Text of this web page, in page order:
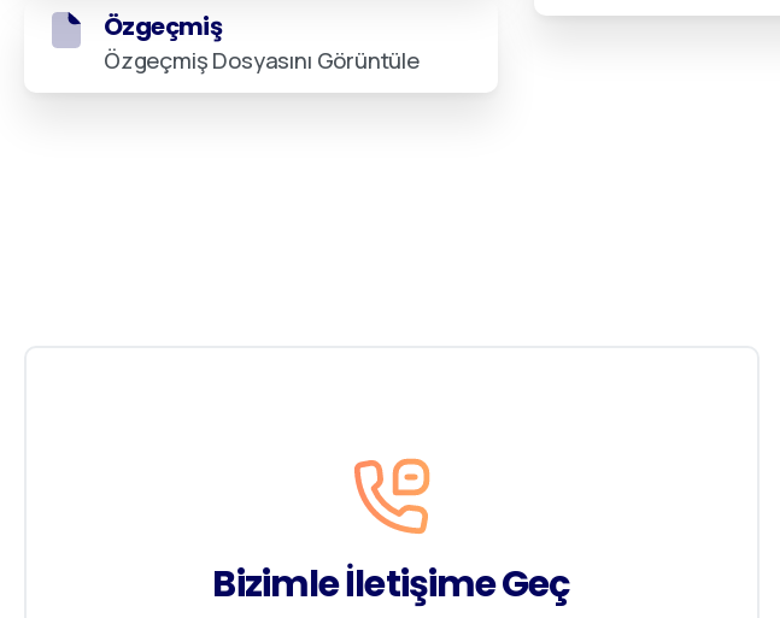
Özgeçmiş
Özgeçmiş Dosyasını Görüntüle
Bizimle İletişime Geç